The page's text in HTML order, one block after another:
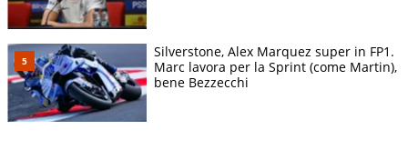
Silverstone, Alex Marquez super in FP1.
Marc lavora per la Sprint (come Martin),
bene Bezzecchi